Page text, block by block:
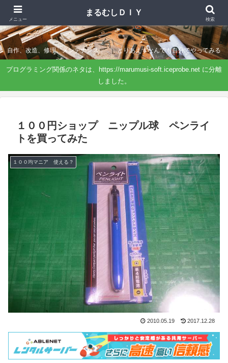
まるむしＤＩＹ
自作、改造、修理、メンテナンス．．．とりあえずなんでも自分でやってみる
プログラミング関係のネタは、https://marumusi-soft.iceprobe.net に分離
しました。
１００円ショップ ニップル球 ペンライ
トを買ってみた
１００均マニア 使える？
2010.05.19 2017.12.28
メニュー
まるむしＤＩＹ
検索